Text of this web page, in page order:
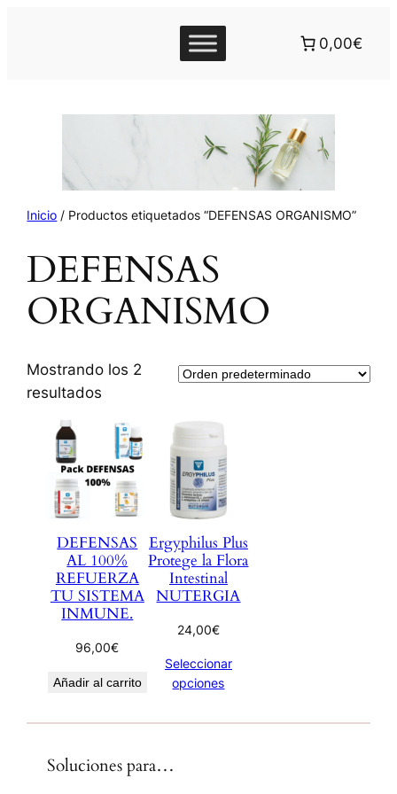
0,00€
Inicio / Productos etiquetados “DEFENSAS ORGANISMO”
DEFENSAS
ORGANISMO
Mostrando los 2
resultados
DEFENSAS
AL 100%
REFUERZA
TU SISTEMA
INMUNE.
96,00€
Añadir al carrito
Ergyphilus Plus
Protege la Flora
Intestinal
NUTERGIA
24,00€
Seleccionar
opciones
Soluciones para…